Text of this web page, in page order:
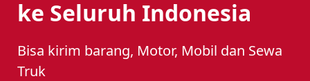
ke Seluruh Indonesia
Bisa kirim barang, Motor, Mobil dan Sewa
Truk